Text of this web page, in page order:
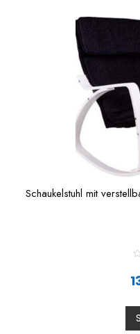
5
Schaukelstuhl mit
0
o
u